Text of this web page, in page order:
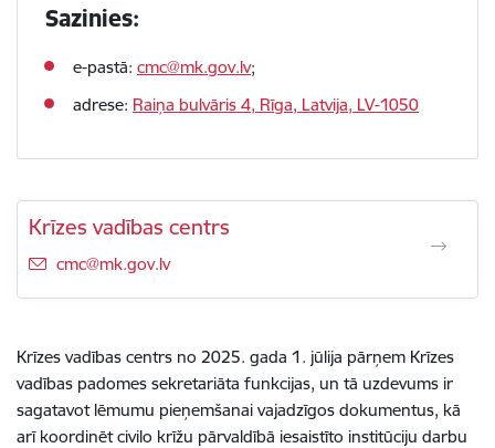
Sazinies:
e-pastā: cmc@mk.gov.lv;
adrese: Raiņa bulvāris 4, Rīga, Latvija, LV-1050
Krīzes vadības centrs
E-pasts:
cmc@mk.gov.lv
Krīzes vadības centrs no 2025. gada 1. jūlija pārņem Krīzes
vadības padomes sekretariāta funkcijas, un tā uzdevums ir
sagatavot lēmumu pieņemšanai vajadzīgos dokumentus, kā
arī koordinēt civilo krīžu pārvaldībā iesaistīto institūciju darbu